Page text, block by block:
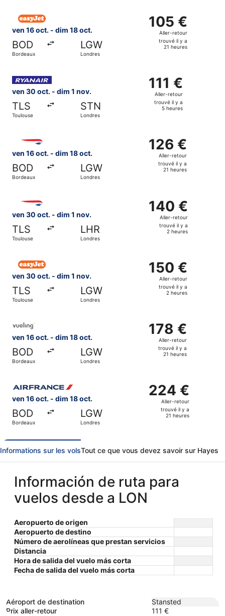
ven 16 oct. - dim 18 oct.
BOD
Bordeaux
LGW
Londres
105 €
Aller-
retour,
trouvé
a
21
heures
105 €
Aller-retour
trouvé il y a
21 heures
Sélectionner le vol easyJet, décollant le ven 16 oct. de
ven 30 oct. - dim 1 nov.
TLS
Toulouse
STN
Londres
111 €
Aller-
retour,
trouvé
a
5
heures
111 €
Aller-retour
trouvé il y a
5 heures
Sélectionner le vol Ryanair, décollant le ven 30 oct. de
ven 16 oct. - dim 18 oct.
BOD
Bordeaux
LGW
Londres
126 €
Aller-
retour,
trouvé
a
21
heures
126 €
Aller-retour
trouvé il y a
21 heures
ven 30 oct. - dim 1 nov.
TLS
Toulouse
LHR
Londres
140 €
Aller-
retour,
trouvé
a
2
heures
140 €
Aller-retour
trouvé il y a
2 heures
ven 30 oct. - dim 1 nov.
TLS
Toulouse
LGW
Londres
150 €
Aller-
retour,
trouvé
a
2
heures
150 €
Aller-retour
trouvé il y a
2 heures
ven 16 oct. - dim 18 oct.
BOD
Bordeaux
LGW
Londres
178 €
Aller-
retour,
trouvé
a
21
heures
178 €
Aller-retour
trouvé il y a
21 heures
ven 16 oct. - dim 18 oct.
BOD
Bordeaux
LGW
Londres
224 €
Aller-
retour,
trouvé
a
224 €
Aller-retour
trouvé il y a
21 heures
Informations sur les volsTout ce que vous devez savoir sur Hayes
Información de ruta para
vuelos desde a LON
Aeropuerto de origen
Aeropuerto de destino
Número de aerolíneas que prestan servicios
Distancia
Hora de salida del vuelo más corta
Fecha de salida del vuelo más corta
Aéroport de destination
Stansted
Prix aller-retour
111 €